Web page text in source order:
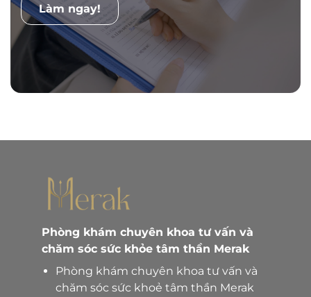
Làm ngay!
Phòng khám chuyên khoa tư vấn và
chăm sóc sức khỏe tâm thần Merak
Phòng khám chuyên khoa tư vấn và
chăm sóc sức khoẻ tâm thần Merak